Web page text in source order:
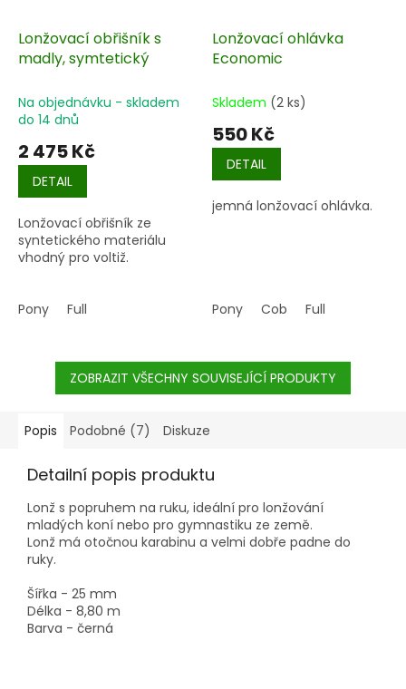
Lonžovací obřišník s
madly, symtetický
Na objednávku - skladem
do 14 dnů
2 475 Kč
DETAIL
Lonžovací obřišník ze
syntetického materiálu
vhodný pro voltiž.
Pony Full
Lonžovací ohlávka
Economic
Skladem (2 ks)
550 Kč
DETAIL
jemná lonžovací ohlávka.
Pony Cob Full
ZOBRAZIT VŠECHNY SOUVISEJÍCÍ PRODUKTY
Popis Podobné (7) Diskuze
Detailní popis produktu
Lonž s popruhem na ruku, ideální pro lonžování
mladých koní nebo pro gymnastiku ze země.
Lonž má otočnou karabinu a velmi dobře padne do
ruky.
Šířka - 25 mm
Délka - 8,80 m
Barva - černá